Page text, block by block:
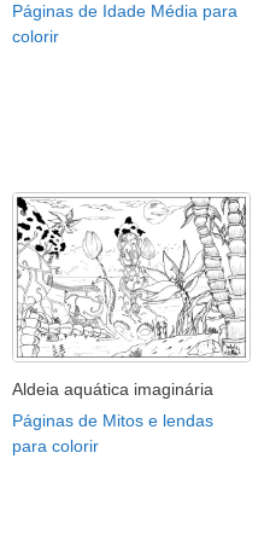
Páginas de Idade Média para
colorir
Aldeia aquática imaginária
Páginas de Mitos e lendas
para colorir